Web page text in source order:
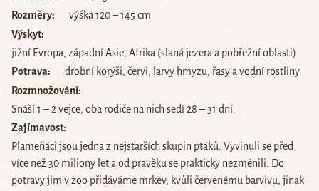
Rozměry
výška 120 – 145 cm
Výskyt
jižní Evropa, západní Asie, Afrika (slaná jezera a pobřežní oblasti)
Potrava
drobní korýši, červi, larvy hmyzu, řasy a vodní rostliny
Rozmnožování
Snáší 1 – 2 vejce, oba rodiče na nich sedí 28 – 31 dní.
Zajímavost
Plameňáci jsou jedna z nejstarších skupin ptáků. Vyvinuli se před
více než 30 miliony let a od pravěku se prakticky nezměnili. Do
potravy jim v zoo přidáváme mrkev, kvůli červenému barvivu, jinak